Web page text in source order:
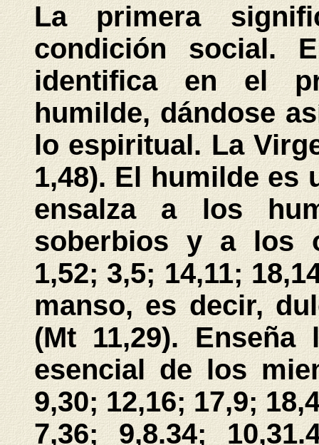
La primera
condición social.
identifica en el
humilde, dándose
lo espiritual. La
1,48). El humilde es
ensalza a los
soberbios y a los
1,52; 3,5; 14,11;
manso, es decir,
(Mt 11,29).
esencial de los
9,30; 12,16; 17,9;
7,36; 9,8.34;